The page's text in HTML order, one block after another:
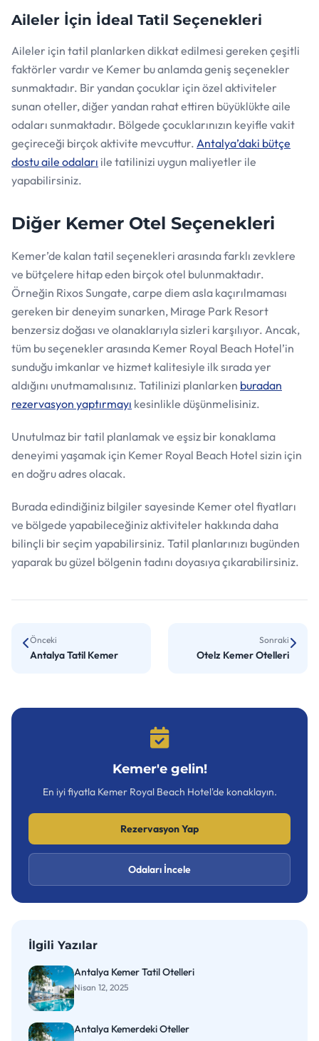
Aileler İçin İdeal Tatil Seçenekleri
Aileler için tatil planlarken dikkat edilmesi gereken çeşitli
faktörler vardır ve Kemer bu anlamda geniş seçenekler
sunmaktadır. Bir yandan çocuklar için özel aktiviteler
sunan oteller, diğer yandan rahat ettiren büyüklükte aile
odaları sunmaktadır. Bölgede çocuklarınızın keyifle vakit
geçireceği birçok aktivite mevcuttur. Antalya’daki bütçe
dostu aile odaları ile tatilinizi uygun maliyetler ile
yapabilirsiniz.
Diğer Kemer Otel Seçenekleri
Kemer’de kalan tatil seçenekleri arasında farklı zevklere
ve bütçelere hitap eden birçok otel bulunmaktadır.
Örneğin Rixos Sungate, carpe diem asla kaçırılmaması
gereken bir deneyim sunarken, Mirage Park Resort
benzersiz doğası ve olanaklarıyla sizleri karşılıyor. Ancak,
tüm bu seçenekler arasında Kemer Royal Beach Hotel’in
sunduğu imkanlar ve hizmet kalitesiyle ilk sırada yer
aldığını unutmamalısınız. Tatilinizi planlarken buradan
rezervasyon yaptırmayı kesinlikle düşünmelisiniz.
Unutulmaz bir tatil planlamak ve eşsiz bir konaklama
deneyimi yaşamak için Kemer Royal Beach Hotel sizin için
en doğru adres olacak.
Burada edindiğiniz bilgiler sayesinde Kemer otel fiyatları
ve bölgede yapabileceğiniz aktiviteler hakkında daha
bilinçli bir seçim yapabilirsiniz. Tatil planlarınızı bugünden
yaparak bu güzel bölgenin tadını doyasıya çıkarabilirsiniz.
Önceki
Antalya Tatil Kemer
Sonraki
Otelz Kemer Otelleri
Kemer'e gelin!
En iyi fiyatla Kemer Royal Beach Hotel'de konaklayın.
Rezervasyon Yap
Odaları İncele
İlgili Yazılar
Antalya Kemer Tatil Otelleri
Nisan 12, 2025
Antalya Kemerdeki Oteller